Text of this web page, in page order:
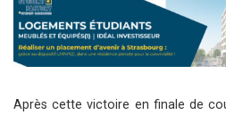
Après cette victoire en finale de